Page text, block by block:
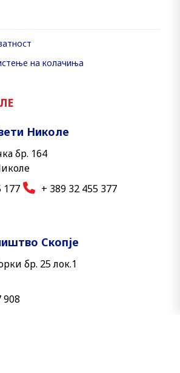
на колачиња
Николе
бр. 164
177
+ 389 32 455 377
Скопје
бр. 25 лок.1
908